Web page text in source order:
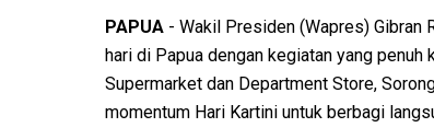
PAPUA - Wakil Presiden (Wapres) Gibran
hari di Papua dengan kegiatan yang
Supermarket dan Department Store,
momentum Hari Kartini untuk berbagi